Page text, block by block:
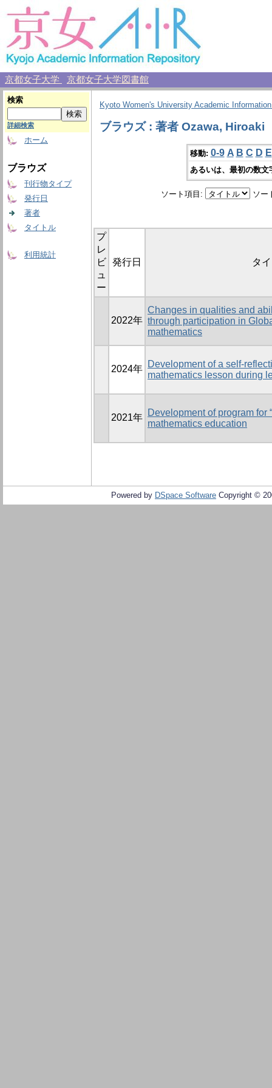
京都女子大学 京都女子大学図書館
検索
詳細検索
ホーム
ブラウズ
刊行物タイプ
発行日
著者
タイトル
利用統計
Kyoto Women's University Academic
ブラウズ : 著者 Ozawa, Hiroaki
移動: 0-9 A B C D E
あるいは、最初の数
ソート項目: ソー
プ
レ
ビ
ュ
ー
発行日 タ
2022年
Changes in qualities and
through participation in
mathematics
2024年 Development of a self-
mathematics lesson during
2021年 Development of program for
mathematics education
Powered by DSpace Software Copyright ©